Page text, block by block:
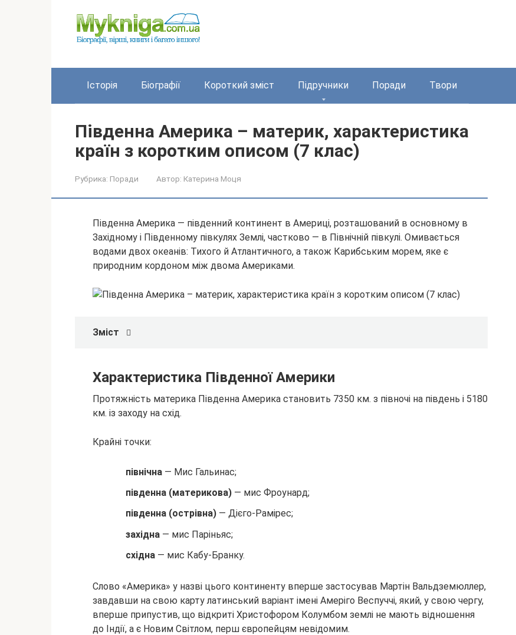
Історія Біографії Короткий зміст Підручники Поради Твори
Південна Америка – материк, характеристика
країн з коротким описом (7 клас)
Рубрика: Поради Автор: Катерина Моця
Південна Америка — південний континент в Америці, розташований в основному в
Західному і Південному півкулях Землі, частково — в Північній півкулі. Омивається
водами двох океанів: Тихого й Атлантичного, а також Карибським морем, яке є
природним кордоном між двома Америками.
Зміст
Характеристика Південної Америки
Протяжність материка Південна Америка становить 7350 км. з півночі на південь і 5180
км. із заходу на схід.
Крайні точки:
північна — Мис Гальинас;
південна (материкова) — мис Фроунард;
південна (острівна) — Дієго-Рамірес;
західна — мис Паріньяс;
східна — мис Кабу-Бранку.
Слово «Америка» у назві цього континенту вперше застосував Мартін Вальдземюллер,
завдавши на свою карту латинський варіант імені Амеріго Веспуччі, який, у свою чергу,
вперше припустив, що відкриті Христофором Колумбом землі не мають відношення
до Індії, а є Новим Світлом, перш європейцям невідомим.